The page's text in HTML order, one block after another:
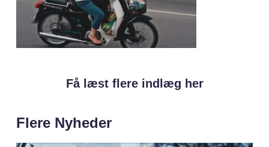
Få læst flere indlæg her
Flere Nyheder